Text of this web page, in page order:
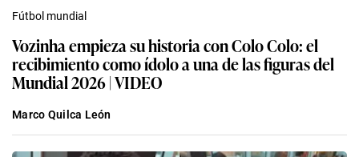
Fútbol mundial
Vozinha empieza su historia con Colo Colo: el
recibimiento como ídolo a una de las figuras del
Mundial 2026 | VIDEO
Marco Quilca León